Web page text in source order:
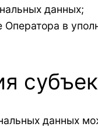
данных;
в
данных